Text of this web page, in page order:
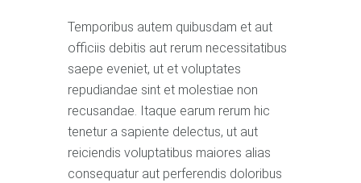
Temporibus autem quibusdam et aut
officiis debitis aut rerum necessitatibus
saepe eveniet, ut et voluptates
repudiandae sint et molestiae non
recusandae. Itaque earum rerum hic
tenetur a sapiente delectus, ut aut
reiciendis voluptatibus maiores alias
consequatur aut perferendis doloribus